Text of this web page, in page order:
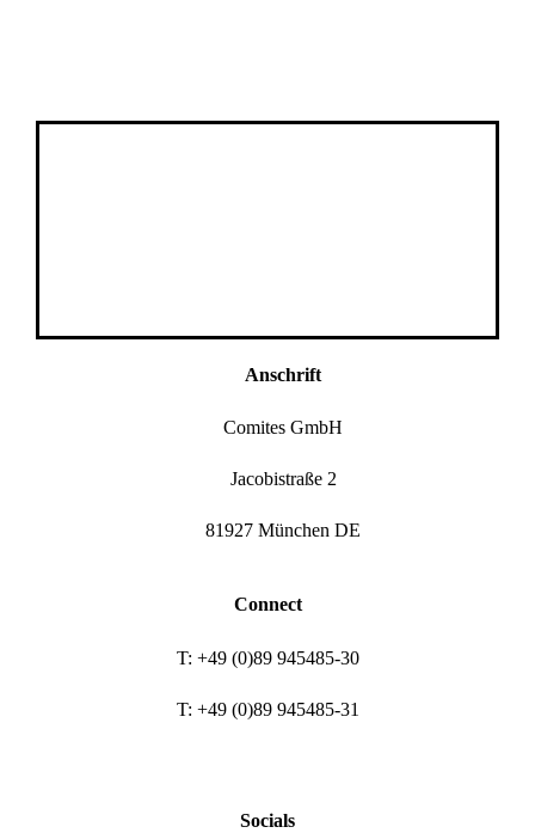
Anschrift
Comites GmbH
Jacobistraße 2
81927 München DE
Connect
T: +49 (0)89 945485-30
T: +49 (0)89 945485-31
Socials